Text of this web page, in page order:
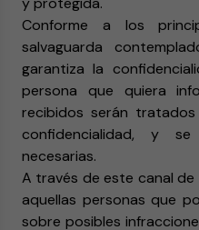
Conforme a los
salvaguarda
garantiza la
persona que quiera
recibidos serán
confidencialidad, y
necesarias.
A través de este canal
aquellas personas que
sobre posibles